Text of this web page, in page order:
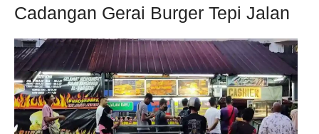
Cadangan Gerai Burger Tepi Jalan